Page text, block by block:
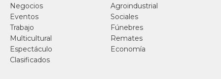
Negocios
Agroindustrial
Eventos
Sociales
Trabajo
Fúnebres
Multicultural
Remates
Espectáculo
Economía
Clasificados